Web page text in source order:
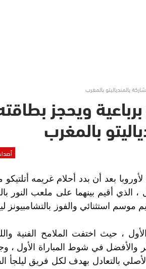
بالمندياليتو بالمغرب
ويحجز
بالمغرب
بعد أن بدد أحلام غريمه أتلتيكو
، الذي أقيم بينهما على ملعب النور
موسم استثنائي والفوز بالتشامبيونز
، حيث اختفت الملامح الفنية
والأفضل في شوط المباراة الأول ،
بالتعادل بهدف لكل فريق ليلجأ